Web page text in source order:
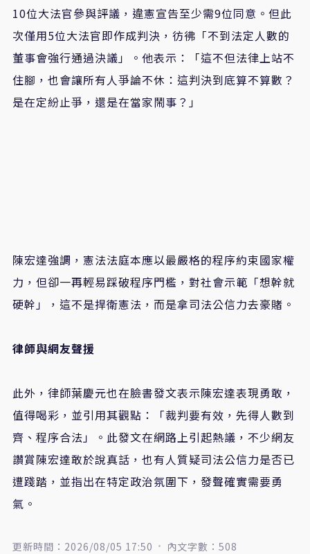
10位大法官參與評議，違憲宣告至少需9位同意。但此
次僅用5位大法官即作成判決，彷彿「不到法定人數的
董事會強行通過決議」。他表示：「這不但法律上站不
住腳，也會讓所有人爭論不休：這判決到底算不算數？
是在定紛止爭，還是在當家鬧事？」
陳宏達強調，憲法法庭本應以最嚴格的程序約束國家權
力，但卻一再輕易踩破程序門檻，對社會示範「想幹就
硬幹」，這不是捍衛憲法，而是拿司法公信力去豪賭。
律師與網友聲援
此外，律師葉慶元也在臉書發文表示陳宏達表現勇敢，
值得喝彩，並引用其觀點：「裁判要有效，先得人數到
齊、程序合法」。此發文在網路上引起熱議，不少網友
讚賞陳宏達敢於說真話，也有人質疑司法公信力是否已
遭踐踏，並指出在特定政治氛圍下，發聲確實需要勇
氣。
更新時間：2026/08/05 17:50 內文字數：508